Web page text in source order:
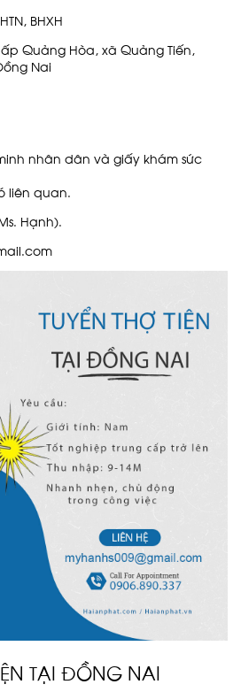
BHXH
ấp Quảng Hòa, xã Quảng Tiến,
Nai
nhân dân và giấy khám sức
liên quan.
Hạnh).
TẠI ĐỒNG NAI